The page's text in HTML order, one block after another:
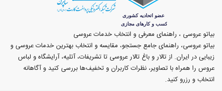
بیاتو عروسی ، راهنمای معرفی و انتخاب خدمات عروسی
بیاتو عروسی، راهنمای جامع جستجو، مقایسه و انتخاب بهترین خدمات عروسی و
زیبایی در ایران. از تالار و باغ تالار عروسی تا تشریفات، آتلیه، آرایشگاه و لباس
عروس را همراه با تصاویر، نظرات کاربران و تخفیف‌ها بررسی کنید و آگاهانه
انتخاب و رزرو کنید.